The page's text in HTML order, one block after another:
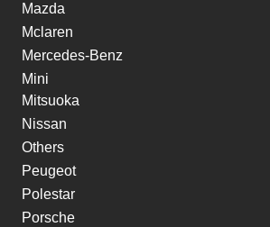
Mazda
Mclaren
Mercedes-Benz
Mini
Mitsuoka
Nissan
Others
Peugeot
Polestar
Porsche